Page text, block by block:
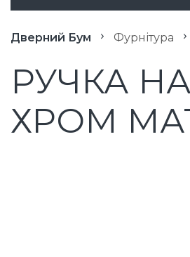
Дверний Бум Фурнітура
РУЧКА НА
ХРОМ